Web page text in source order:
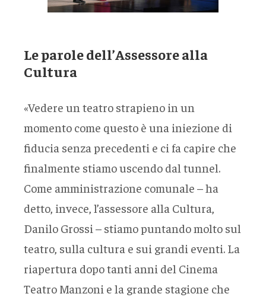
Le parole dell’Assessore alla
Cultura
«Vedere un teatro strapieno in un
momento come questo è una iniezione di
fiducia senza precedenti e ci fa capire che
finalmente stiamo uscendo dal tunnel.
Come amministrazione comunale – ha
detto, invece, l’assessore alla Cultura,
Danilo Grossi – stiamo puntando molto sul
teatro, sulla cultura e sui grandi eventi. La
riapertura dopo tanti anni del Cinema
Teatro Manzoni e la grande stagione che